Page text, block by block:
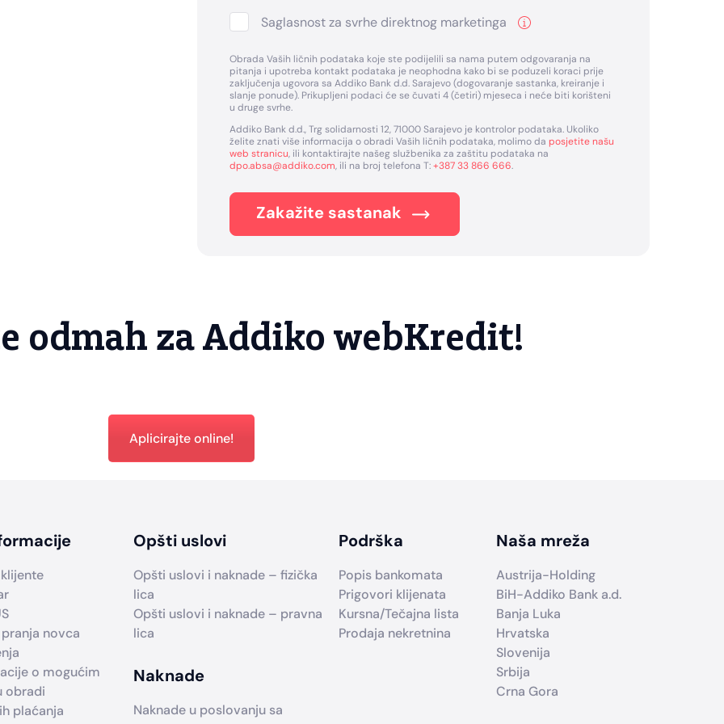
Saglasnost za svrhe direktnog marketinga
Obrada Vaših ličnih podataka koje ste podijelili sa nama putem odgovaranja na
pitanja i upotreba kontakt podataka je neophodna kako bi se poduzeli koraci prije
zaključenja ugovora sa Addiko Bank d.d. Sarajevo (dogovaranje sastanka, kreiranje i
slanje ponude). Prikupljeni podaci će se čuvati 4 (četiri) mjeseca i neće biti korišteni
u druge svrhe.
Addiko Bank d.d., Trg solidarnosti 12, 71000 Sarajevo je kontrolor podataka. Ukoliko
želite znati više informacija o obradi Vaših ličnih podataka, molimo da posjetite našu
web stranicu, ili kontaktirajte našeg službenika za zaštitu podataka na
dpo.absa@addiko.com, ili na broj telefona T:+387 33 866 666.
Zakažite sastanak
odmah za Addiko webKredit!
Aplicirajte online!
novca
o mogućim
obradi
plaćanja
Opšti uslovi
Opšti uslovi i naknade – fizička
lica
Opšti uslovi i naknade – pravna
lica
Naknade
Naknade u poslovanju sa
Podrška
Popis bankomata
Prigovori klijenata
Kursna/Tečajna lista
Prodaja nekretnina
Naša mreža
Austrija-Holding
BiH-Addiko Bank a.d.
Banja Luka
Hrvatska
Slovenija
Srbija
Crna Gora